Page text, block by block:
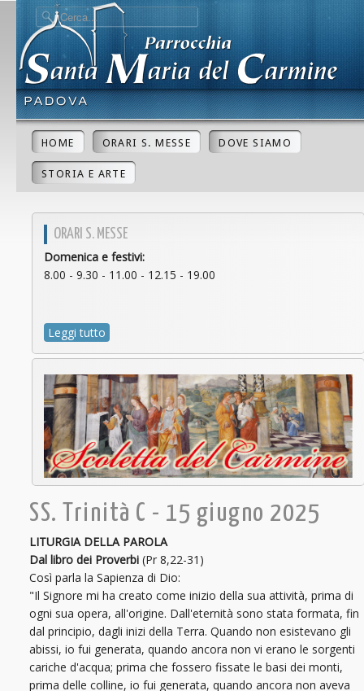
HOME ORARI S. MESSE DOVE SIAMO
STORIA E ARTE
ORARI S. MESSE
Domenica e festivi:
8.00 - 9.30 - 11.00 - 12.15 - 19.00
Leggi tutto
SS. Trinità C - 15 giugno 2025
LITURGIA DELLA PAROLA
Dal libro dei Proverbi (Pr 8,22-31)
Così parla la Sapienza di Dio:
"Il Signore mi ha creato come inizio della sua attività, prima di
ogni sua opera, all'origine. Dall'eternità sono stata formata, fin
dal principio, dagli inizi della Terra. Quando non esistevano gli
abissi, io fui generata, quando ancora non vi erano le sorgenti
cariche d'acqua; prima che fossero fissate le basi dei monti,
prima delle colline, io fui generata, quando ancora non aveva